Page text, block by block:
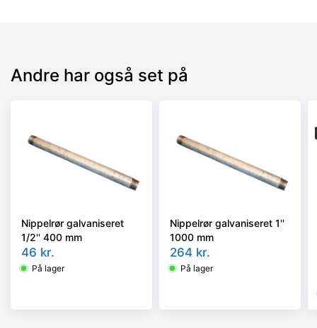
Andre har også set på
Nippelrør galvaniseret
1/2'' 400 mm
46 kr.
På lager
Nippelrør galvaniseret 1''
1000 mm
264 kr.
På lager